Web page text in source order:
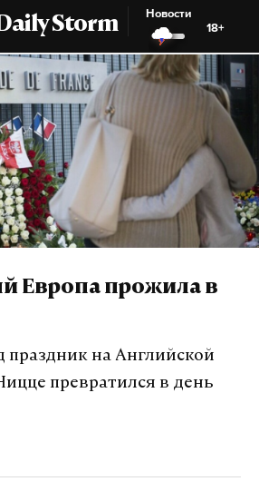
Storm
Новости
18+
Европа прожила в
праздник на Английской
превратился в день